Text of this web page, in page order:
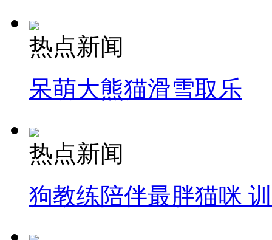
热点新闻
呆萌大熊猫滑雪取乐
热点新闻
狗教练陪伴最胖猫咪